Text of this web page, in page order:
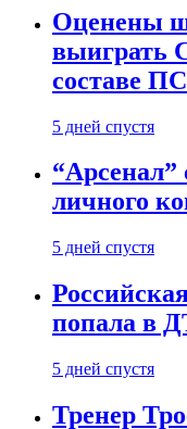
Оценены
выиграть
составе
5 дней спустя
“Арсенал”
личного
5 дней спустя
попала в
5 дней спустя
Тренер